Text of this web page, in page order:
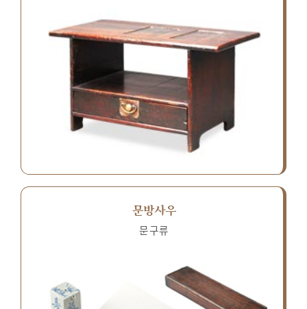
문방사우
문구류